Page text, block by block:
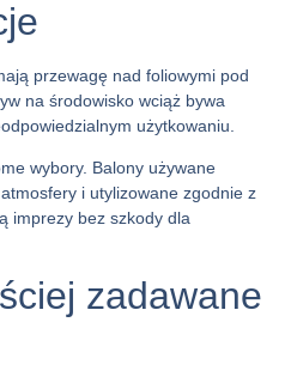
przewagę nad foliowymi pod
na środowisko wciąż bywa
użytkowaniu.
wybory. Balony używane
i utylizowane zgodnie z
imprezy bez szkody dla
zadawane